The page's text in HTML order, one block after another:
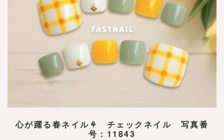
心が躍る春ネイル⚘ チェックネイル 写真番
号：11843